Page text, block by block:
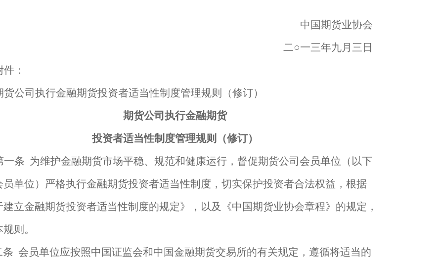
中国期货业协会
二○一三年九月三日
件：
货公司执行金融期货投资者适当性制度管理规则（修订）
期货公司执行金融期货
投资者适当性制度管理规则（修订）
一条 为维护金融期货市场平稳、规范和健康运行，督促期货公司会员单位（以下
员单位）严格执行金融期货投资者适当性制度，切实保护投资者合法权益，根据
建立金融期货投资者适当性制度的规定》，以及《中国期货业协会章程》的规定，
则。
条 会员单位应按照中国证监会和中国金融期货交易所的有关规定，遵循将适当的